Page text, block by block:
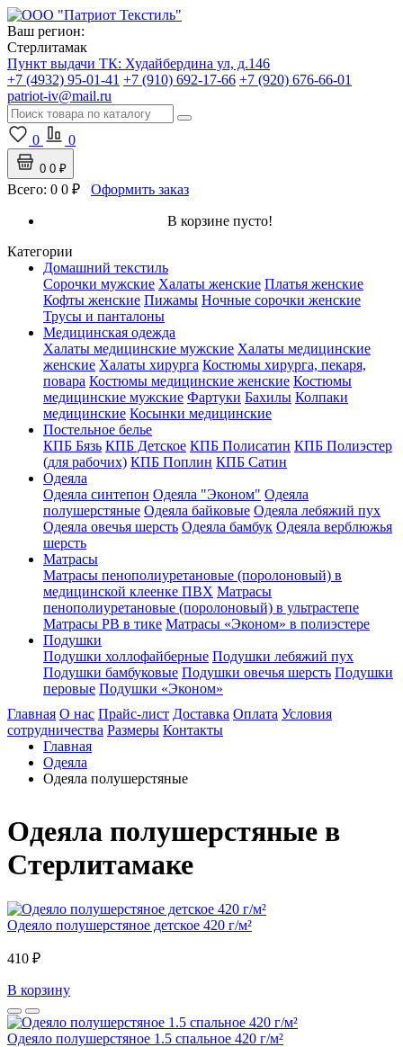
Ваш регион:
Стерлитамак
Пункт выдачи ТК: Худайбердина ул, д.146
+7 (4932) 95-01-41 +7 (910) 692-17-66 +7 (920) 676-66-01
patriot-iv@mail.ru
0 0
0 0 ₽
Всего: 0 0 ₽ Оформить заказ
В корзине пусто!
Категории
Домашний текстиль
Сорочки мужские Халаты женские Платья женские
Кофты женские Пижамы Ночные сорочки женские
Трусы и панталоны
Медицинская одежда
Халаты медицинские мужские Халаты медицинские
женские Халаты хирурга Костюмы хирурга, пекаря,
повара Костюмы медицинские женские Костюмы
медицинские мужские Фартуки Бахилы Колпаки
медицинские Косынки медицинские
Постельное белье
КПБ Бязь КПБ Детское КПБ Полисатин КПБ Полиэстер
(для рабочих) КПБ Поплин КПБ Сатин
Одеяла
Одеяла синтепон Одеяла "Эконом" Одеяла
полушерстяные Одеяла байковые Одеяла лебяжий пух
Одеяла овечья шерсть Одеяла бамбук Одеяла верблюжья
шерсть
Матрасы
Матрасы пенополиуретановые (поролоновый) в
медицинской клеенке ПВХ Матрасы
пенополиуретановые (поролоновый) в ультрастепе
Матрасы РВ в тике Матрасы «Эконом» в полиэстере
Подушки
Подушки холлофайберные Подушки лебяжий пух
Подушки бамбуковые Подушки овечья шерсть Подушки
перовые Подушки «Эконом»
Главная О нас Прайс-лист Доставка Оплата Условия
сотрудничества Размеры Контакты
Главная
Одеяла
Одеяла полушерстяные
Одеяла полушерстяные в
Стерлитамаке
Одеяло полушерстяное детское 420 г/м²
410 ₽
В корзину
Одеяло полушерстяное 1.5 спальное 420 г/м²